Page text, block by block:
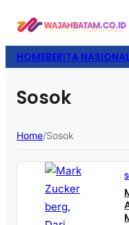
HOMEBERITA NASIONAL
Sosok
Home/Sosok